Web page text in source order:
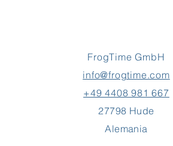
FrogTime GmbH
info@frogtime.com
+49 4408 981 667
27798 Hude
Alemania